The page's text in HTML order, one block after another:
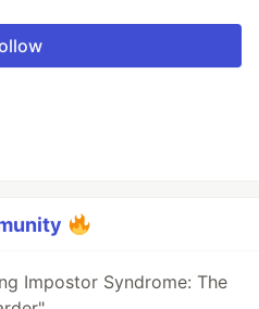
Impostor Syndrome: The